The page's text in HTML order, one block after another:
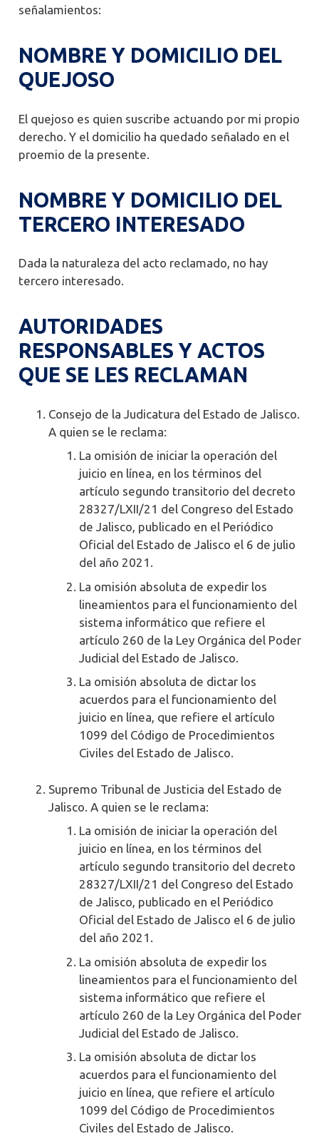
señalamientos:
NOMBRE Y DOMICILIO DEL
QUEJOSO
El quejoso es quien suscribe actuando por mi propio
derecho. Y el domicilio ha quedado señalado en el
proemio de la presente.
NOMBRE Y DOMICILIO DEL
TERCERO INTERESADO
Dada la naturaleza del acto reclamado, no hay
tercero interesado.
AUTORIDADES
RESPONSABLES Y ACTOS
QUE SE LES RECLAMAN
Consejo de la Judicatura del Estado de Jalisco.
A quien se le reclama:
La omisión de iniciar la operación del
juicio en línea, en los términos del
artículo segundo transitorio del decreto
28327/LXII/21 del Congreso del Estado
de Jalisco, publicado en el Periódico
Oficial del Estado de Jalisco el 6 de julio
del año 2021.
La omisión absoluta de expedir los
lineamientos para el funcionamiento del
sistema informático que refiere el
artículo 260 de la Ley Orgánica del Poder
Judicial del Estado de Jalisco.
La omisión absoluta de dictar los
acuerdos para el funcionamiento del
juicio en línea, que refiere el artículo
1099 del Código de Procedimientos
Civiles del Estado de Jalisco.
Supremo Tribunal de Justicia del Estado de
Jalisco. A quien se le reclama:
La omisión de iniciar la operación del
juicio en línea, en los términos del
artículo segundo transitorio del decreto
28327/LXII/21 del Congreso del Estado
de Jalisco, publicado en el Periódico
Oficial del Estado de Jalisco el 6 de julio
del año 2021.
La omisión absoluta de expedir los
lineamientos para el funcionamiento del
sistema informático que refiere el
artículo 260 de la Ley Orgánica del Poder
Judicial del Estado de Jalisco.
La omisión absoluta de dictar los
acuerdos para el funcionamiento del
juicio en línea, que refiere el artículo
1099 del Código de Procedimientos
Civiles del Estado de Jalisco.